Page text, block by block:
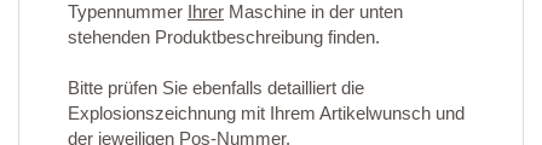
Typennummer Ihrer Maschine in der unten
stehenden Produktbeschreibung finden.
Bitte prüfen Sie ebenfalls detailliert die
Explosionszeichnung mit Ihrem Artikelwunsch und
der jeweiligen Pos-Nummer.